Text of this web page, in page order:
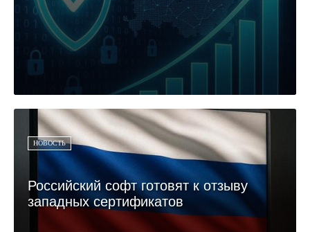
НОВОСТЬ
Российский софт готовят к отзыву
западных сертификатов